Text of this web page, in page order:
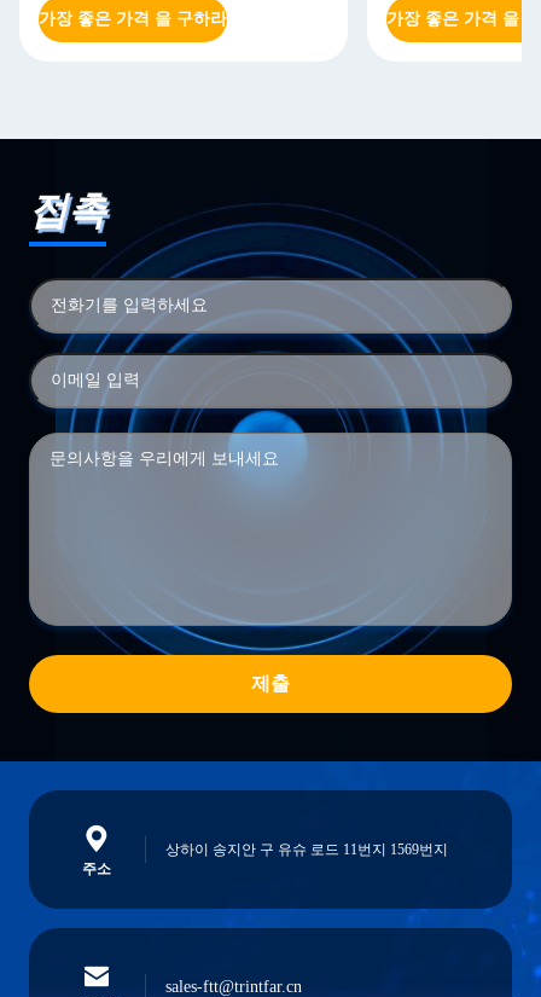
가장 좋은 가격 을 구하라 가장 좋은 가격 을
접촉
제출
주소
상하이 송지안 구 유슈 로드 11번지 1569번지
sales-ftt@trintfar.cn